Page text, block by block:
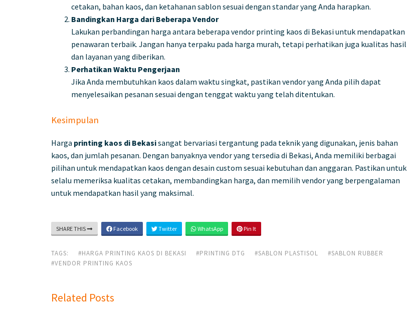
cetakan, bahan kaos, dan ketahanan sablon sesuai dengan standar yang Anda harapkan.
Bandingkan Harga dari Beberapa Vendor
Lakukan perbandingan harga antara beberapa vendor printing kaos di Bekasi untuk mendapatkan
penawaran terbaik. Jangan hanya terpaku pada harga murah, tetapi perhatikan juga kualitas hasil
dan layanan yang diberikan.
Perhatikan Waktu Pengerjaan
Jika Anda membutuhkan kaos dalam waktu singkat, pastikan vendor yang Anda pilih dapat
menyelesaikan pesanan sesuai dengan tenggat waktu yang telah ditentukan.
Kesimpulan
Harga printing kaos di Bekasisangat bervariasi tergantung pada teknik yang digunakan, jenis bahan
kaos, dan jumlah pesanan. Dengan banyaknya vendor yang tersedia di Bekasi, Anda memiliki berbagai
pilihan untuk mendapatkan kaos dengan desain custom sesuai kebutuhan dan anggaran. Pastikan untuk
selalu memeriksa kualitas cetakan, membandingkan harga, dan memilih vendor yang berpengalaman
untuk mendapatkan hasil yang maksimal.
SHARE THIS Facebook Twitter WhatsApp Pin It
TAGS: #HARGA PRINTING KAOS DI BEKASI #PRINTING DTG #SABLON PLASTISOL
#SABLON RUBBER
#VENDOR PRINTING KAOS
Related Posts